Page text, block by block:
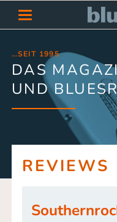
…SEIT 1995
DAS
UND
REVIEWS